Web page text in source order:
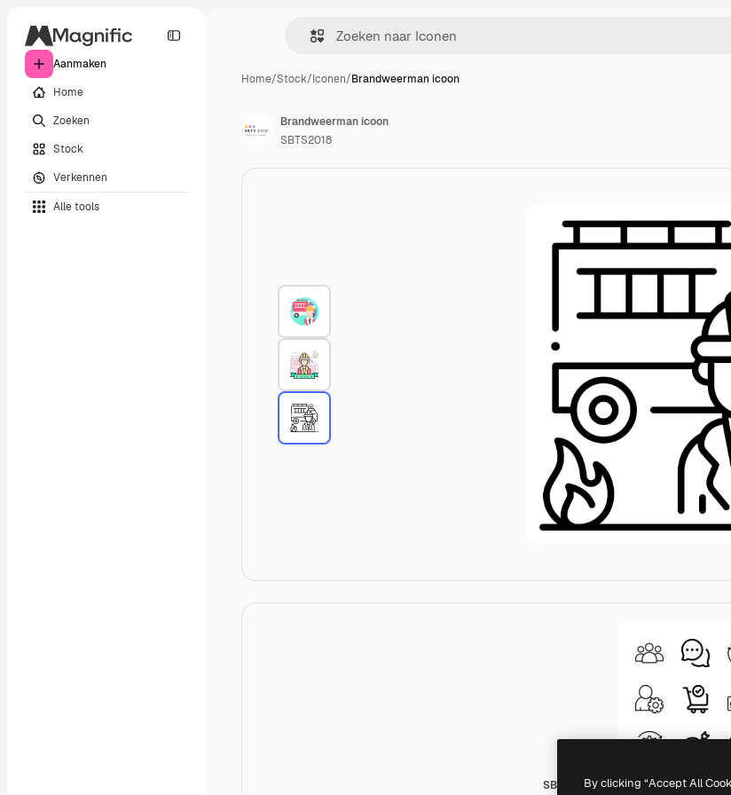
Aanmaken
Home
Zoeken
Stock
Verkennen
Alle tools
Home/Stock/Iconen/Brandweerman icoon
SBTS2018 Outline
Brandweerman icoon
SBTS2018
By clicking “Accept All